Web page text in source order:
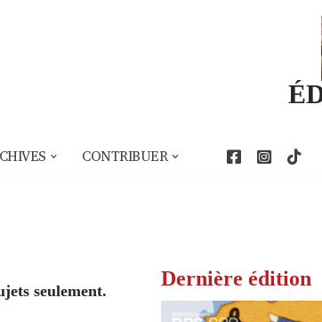
CONTRIBUER
seulement.
Dernière édition